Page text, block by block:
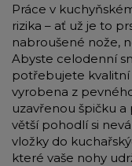
Práce v
rizika – ať už je to
nabroušené nože,
Abyste celodenní
potřebujete kvalitní
vyrobena z
uzavřenou špičku
větší pohodlí si
vložky do
které vaše nohy